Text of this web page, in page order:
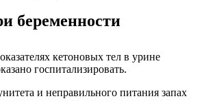
беременности
кетоновых тел в урине
госпитализировать.
и неправильного питания запах